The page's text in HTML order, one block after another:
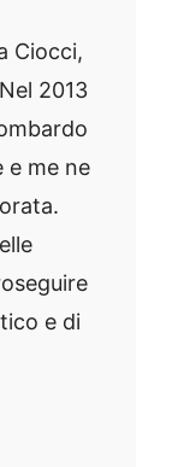
Ciocci,
2013
e me ne
e di